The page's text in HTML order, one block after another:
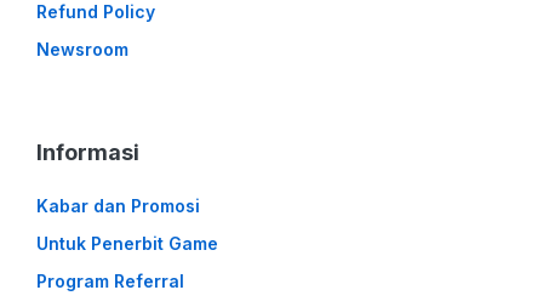
Refund Policy
Newsroom
Informasi
Kabar dan Promosi
Untuk Penerbit Game
Program Referral